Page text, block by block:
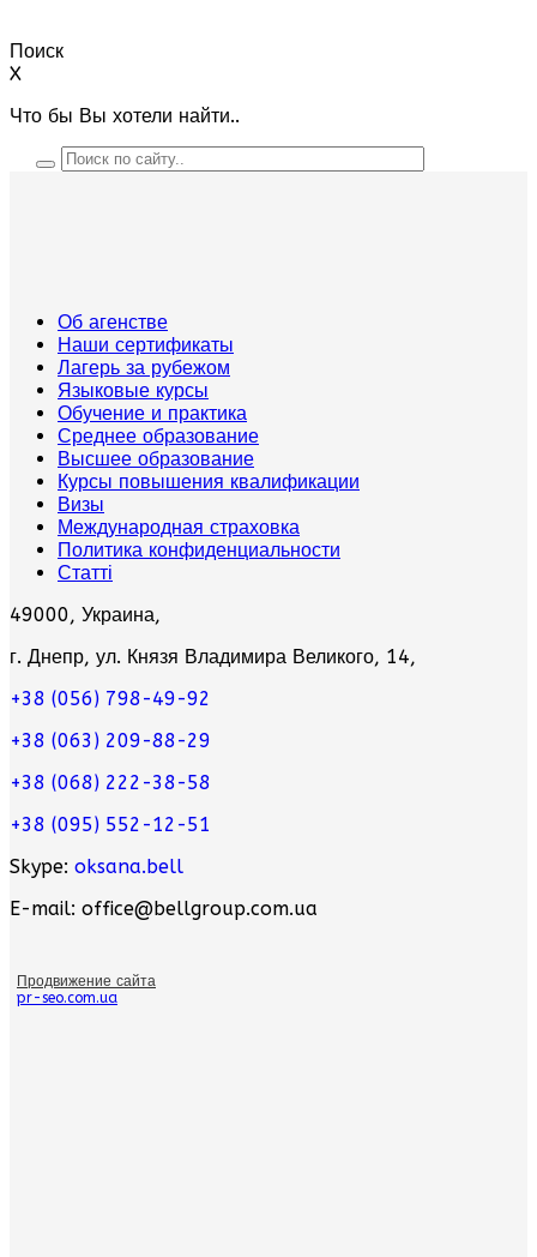
Поиск
X
Что бы Вы хотели найти..
Об агенстве
Наши сертификаты
Лагерь за рубежом
Языковые курсы
Обучение и практика
Среднее образование
Высшее образование
Курсы повышения квалификации
Визы
Международная страховка
Политика конфиденциальности
Статті
49000, Украина,
г. Днепр, ул. Князя Владимира Великого, 14,
+38 (056) 798-49-92
+38 (063) 209-88-29
+38 (068) 222-38-58
+38 (095) 552-12-51
Skype: oksana.bell
E-mail: office@bellgroup.com.ua
Продвижение сайта
pr-seo.com.ua